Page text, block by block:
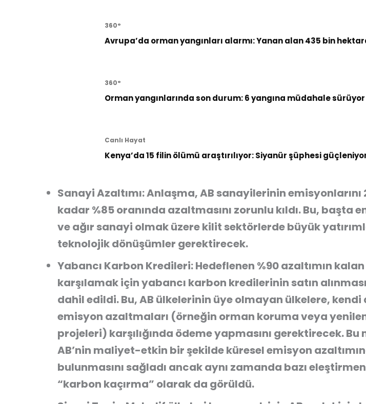
360°
Avrupa’da orman yangınları alarmı: Yanan alan 435 bin
360°
Orman yangınlarında son durum: 6 yangına müdahale sürüyor
Canlı Hayat
Kenya’da 15 filin ölümü araştırılıyor: Siyanür şüphesi
Sanayi Azaltımı:Anlaşma, AB sanayilerinin emisyonlarını
kadar %85 oranında azaltmasını zorunlu kıldı. Bu, başta
ve ağır sanayi olmak üzere kilit sektörlerde büyük
teknolojik dönüşümler gerektirecek.
Yabancı Karbon Kredileri:Hedeflenen %90 azaltımın kalan
karşılamak içinyabancı karbon kredilerinin satın alınması
dahil edildi. Bu, AB ülkelerinin üye olmayan ülkelere, kendi
emisyon azaltmaları (örneğin orman koruma veya
projeleri) karşılığında ödeme yapmasını gerektirecek.
AB’nin maliyet-etkin bir şekilde küresel emisyon
bulunmasını sağladı ancak aynı zamanda bazı
“karbon kaçırma” olarak da görüldü.